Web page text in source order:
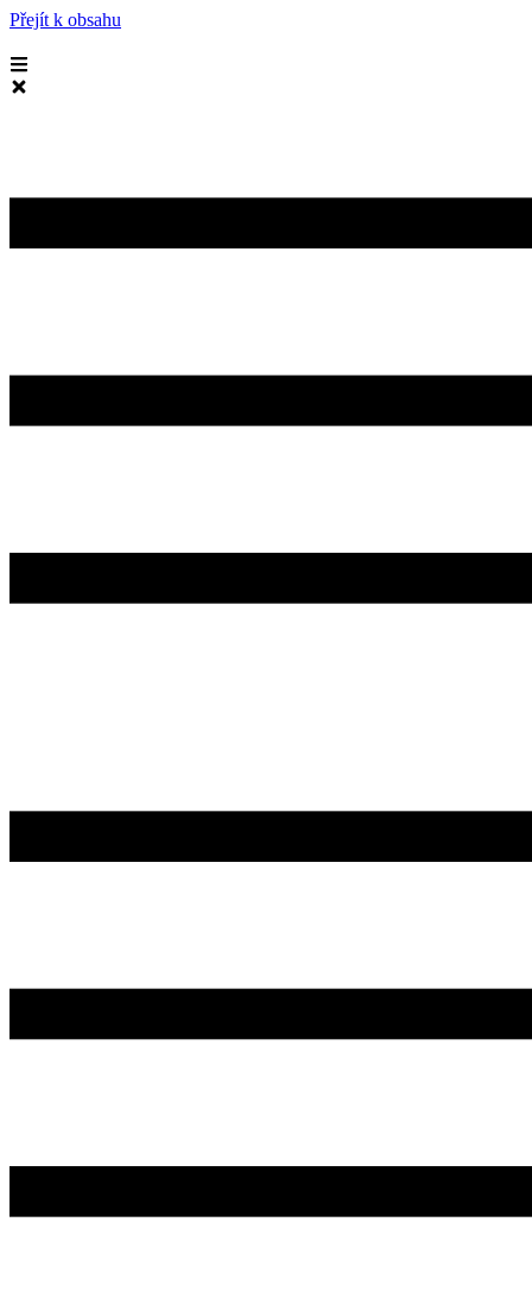
Přejít k obsahu